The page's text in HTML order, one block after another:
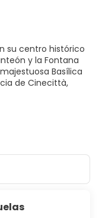
su centro histórico
y la Fontana
Basílica
de Cinecittà,